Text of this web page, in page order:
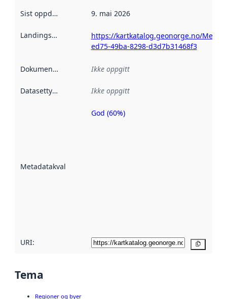
Sist oppdatert 9. mai 2026
Landingsside
https://kartkatalog.geonorge.no/
ed75-49ba-8298-d3d7b31468f3
Dokumentasjon Ikke oppgitt
Datasettype Ikke oppgitt
Metadatakvalitet
Metadatakvalitet
God (60%)
URI:
Tema
Regioner og byer